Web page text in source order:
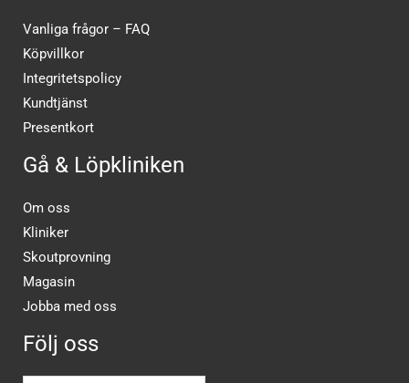
Vanliga frågor – FAQ
Köpvillkor
Integritetspolicy
Kundtjänst
Presentkort
Gå & Löpkliniken
Om oss
Kliniker
Skoutprovning
Magasin
Jobba med oss
Följ oss